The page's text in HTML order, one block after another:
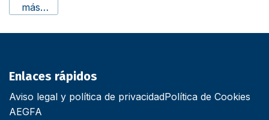
más…
Enlaces rápidos
Aviso legal y política de privacidadPolítica de Cookies
AEGFA